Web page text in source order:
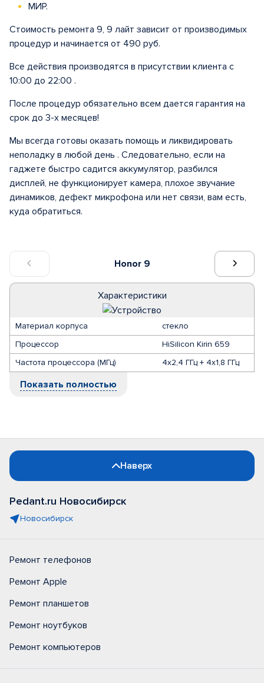
Honor 9
Характеристики
Материал корпуса
стекло
Процессор
HiSilicon Kirin 659
Частота процессора (МГц)
4х2,4 ГГц + 4х1,8 ГГц
Показать полностью
МИР.
Стоимость ремонта 9, 9 лайт зависит от производимых
процедур и начинается от 490 руб.
Все действия производятся в присутствии клиента с
10:00 до 22:00 .
После процедур обязательно всем дается гарантия на
срок до 3-х месяцев!
Мы всегда готовы оказать помощь и ликвидировать
неполадку в любой день . Следовательно, если на
гаджете быстро садится аккумулятор, разбился
дисплей, не функционирует камера, плохое звучание
динамиков, дефект микрофона или нет связи, вам есть,
куда обратиться.
Наверх
Pedant.ru Новосибирск
Новосибирск
Ремонт телефонов
Ремонт Apple
Ремонт планшетов
Ремонт ноутбуков
Ремонт компьютеров